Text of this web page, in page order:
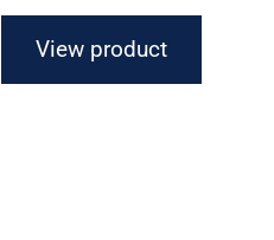
View product